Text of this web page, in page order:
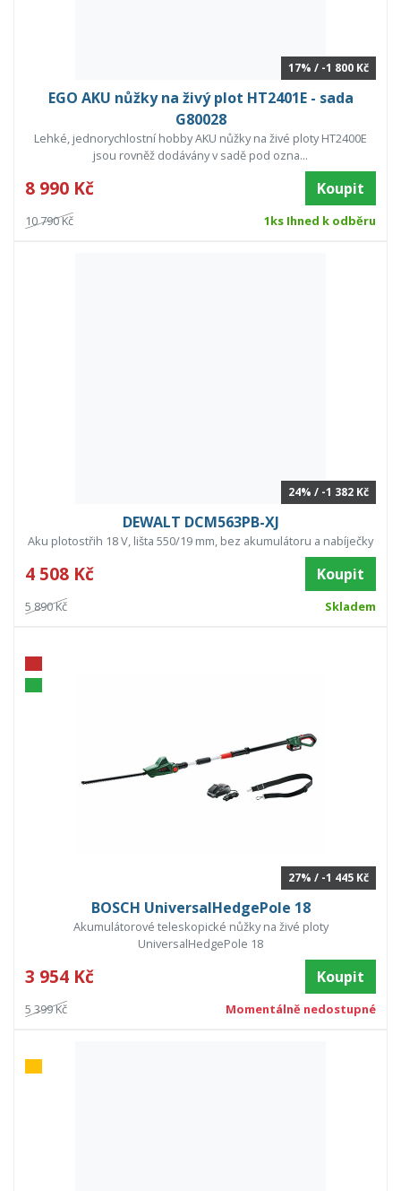
17% / -1 800 Kč
EGO AKU nůžky na živý plot HT2401E - sada
G80028
Lehké, jednorychlostní hobby AKU nůžky na živé ploty HT2400E
jsou rovněž dodávány v sadě pod ozna...
8 990 Kč Koupit
10 790 Kč 1ks Ihned k odběru
24% / -1 382 Kč
DEWALT DCM563PB-XJ
Aku plotostřih 18 V, lišta 550/19 mm, bez akumulátoru a nabíječky
4 508 Kč Koupit
5 890 Kč Skladem
27% / -1 445 Kč
BOSCH UniversalHedgePole 18
Akumulátorové teleskopické nůžky na živé ploty
UniversalHedgePole 18
3 954 Kč Koupit
5 399 Kč Momentálně nedostupné